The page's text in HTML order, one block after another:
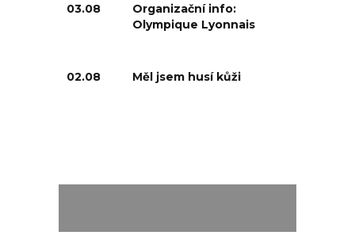
03.08
Organizační info:
Olympique Lyonnais
02.08 Měl jsem husí kůži